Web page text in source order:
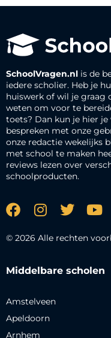
SchoolVragen.nl is de
iedere scholier. Heb je
huiswerk of wil je graag
weten om voor te
toets? Dan kun je hier je
bespreken met onze
onze redactie wekelijks
met school te maken
reviews lezen over
schoolproducten.
© 2026 Alle rechten
Middelbare scholen
Amstelveen
Apeldoorn
Arnhem